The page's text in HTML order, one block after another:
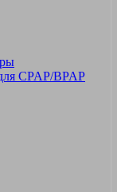
CPAP/BPAP